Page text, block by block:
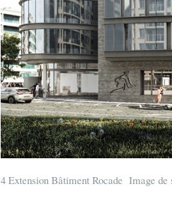
4 Extension Bâtiment Rocade Image